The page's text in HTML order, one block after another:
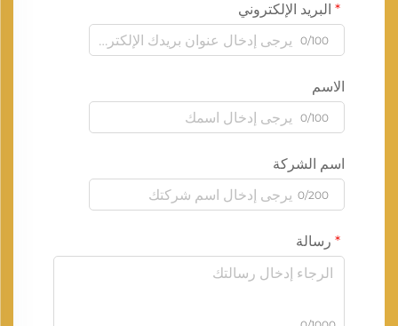
البريد الإلكتروني
0/100
الاسم
0/100
اسم الشركة
0/200
رسالة